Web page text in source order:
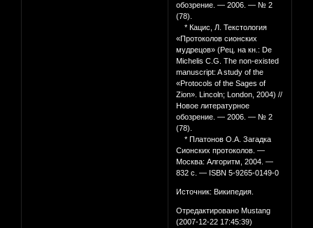
обозрение. — 2006. — № 2
(78).
* Кацис, Л. Текстология
«Протоколов сионских
мудрецов» (Рец. на кн.: De
Michelis C.G. The non-existed
manuscript: A study of the
«Protocols of the Sages of
Zion». Lincoln; London, 2004) //
Новое литературное
обозрение. — 2006. — № 2
(78).
* Платонов О.А. Загадка
Сионских протоколов. —
Москва: Алгоритм, 2004. —
832 с. — ISBN 5-9265-0149-0
Источник: Википедия.
Отредактировано Mustang
(2007-12-22 17:45:39)